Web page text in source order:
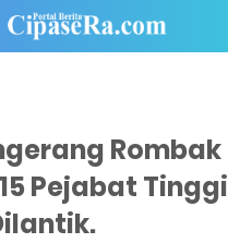
Rombak
Pejabat Tinggi